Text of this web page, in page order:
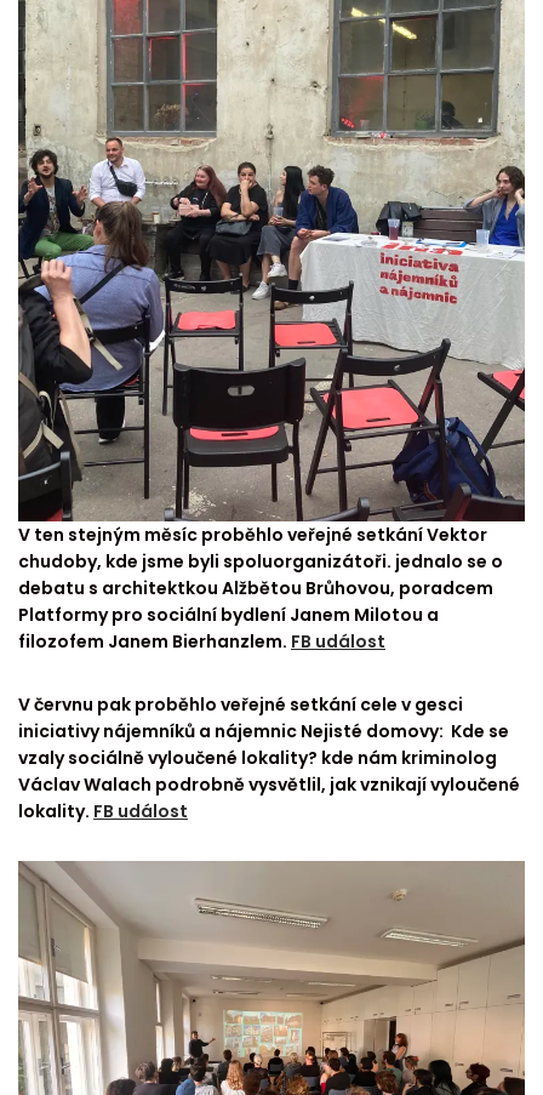
V ten stejným měsíc proběhlo veřejné setkání Vektor
chudoby, kde jsme byli spoluorganizátoři. jednalo se o
debatu s architektkou Alžbětou Brůhovou, poradcem
Platformy pro sociální bydlení Janem Milotou a
filozofem Janem Bierhanzlem. FB událost
V červnu pak proběhlo veřejné setkání cele v gesci
iniciativy nájemníků a nájemnic Nejisté domovy: Kde se
vzaly sociálně vyloučené lokality? kde nám kriminolog
Václav Walach podrobně vysvětlil, jak vznikají vyloučené
lokality. FB událost